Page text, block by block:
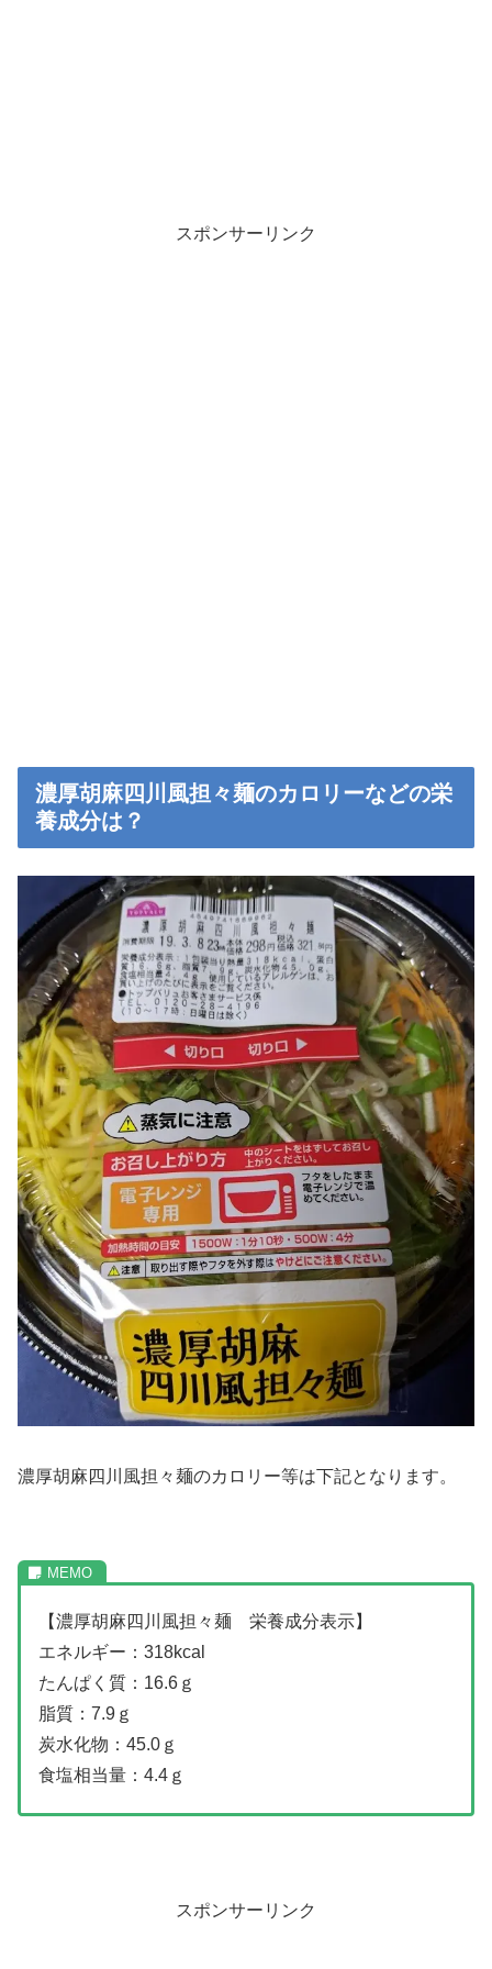
スポンサーリンク
濃厚胡麻四川風担々麺のカロリーなどの栄
養成分は？
濃厚胡麻四川風担々麺のカロリー等は下記となります。
【濃厚胡麻四川風担々麺 栄養成分表示】
エネルギー：318kcal
たんぱく質：16.6ｇ
脂質：7.9ｇ
炭水化物：45.0ｇ
食塩相当量：4.4ｇ
スポンサーリンク